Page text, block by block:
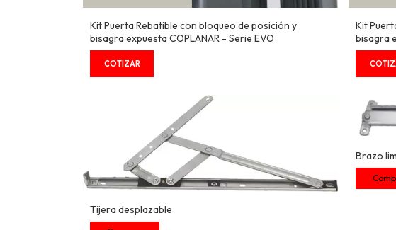
Kit Puerta Rebatible con bloqueo de posición y
bisagra expuesta COPLANAR - Serie EVO
Kit
bisagra
Tijera desplazable
Brazo